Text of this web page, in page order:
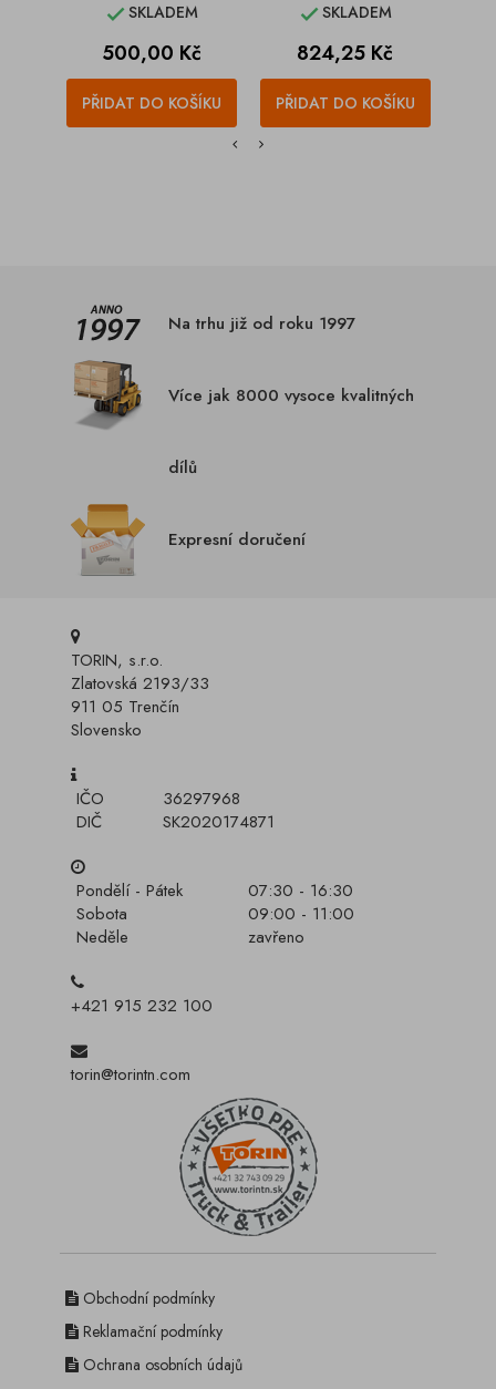
SKLADEM
Cena
500,00 Kč
PŘIDAT DO KOŠÍKU
SKLADEM
Cena
824,25 Kč
PŘIDAT DO KOŠÍKU
Na trhu již od roku 1997
Více jak 8000 vysoce kvalitných
dílů
Expresní doručení
TORIN, s.r.o.
Zlatovská 2193/33
911 05 Trenčín
Slovensko
IČO
36297968
DIČ
SK2020174871
Pondělí - Pátek
07:30 - 16:30
Sobota
09:00 - 11:00
Neděle
zavřeno
+421 915 232 100
torin@torintn.com
Obchodní podmínky
Reklamační podmínky
Ochrana osobních údajů